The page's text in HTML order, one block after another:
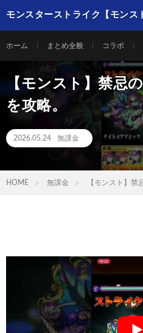
モンスターストライク【モンス
ホーム まとめ全般 コラボ
【モンスト】禁忌
を攻略。
2026.05.24 無課金
HOME 無課金 【モンスト】禁